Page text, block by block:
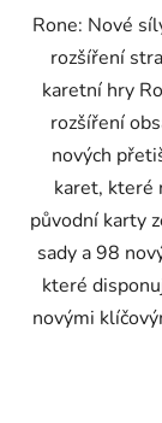
Rone: Nové
rozšíření
karetní hry
rozšíření
nových
karet, které
původní karty
sady a 98
které
novými